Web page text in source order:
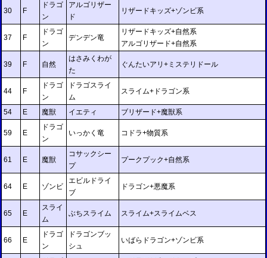
30 F
ドラゴ
ン
アルゴリザー
ド
リザードキッズ+ゾンビ系
37 F
ドラゴ
ン
デンデン竜
リザードキッズ+自然系
アルゴリザード+自然系
39 F 自然
はさみくわが
た
ぐんたいアリ+ミステリドール
44 F
ドラゴ
ン
ドラゴスライ
ム
スライム+ドラゴン系
54 E 魔獣 イエティ ブリザード+魔獣系
59 E
ドラゴ
ン
いっかく竜 コドラ+物質系
61 E 魔獣
コサックシー
プ
プークプック+自然系
64 E ゾンビ
エビルドライ
ブ
ドラゴン+悪魔系
65 E
スライ
ム
ぶちスライム スライム+スライムベス
66 E
ドラゴ
ン
ドラゴンブッ
シュ
いばらドラゴン+ゾンビ系